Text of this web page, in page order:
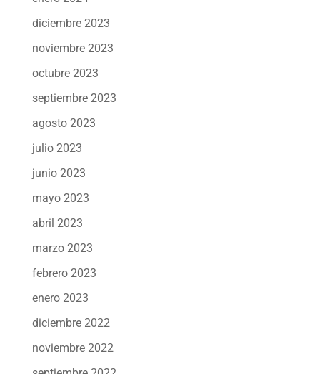
diciembre 2023
noviembre 2023
octubre 2023
septiembre 2023
agosto 2023
julio 2023
junio 2023
mayo 2023
abril 2023
marzo 2023
febrero 2023
enero 2023
diciembre 2022
noviembre 2022